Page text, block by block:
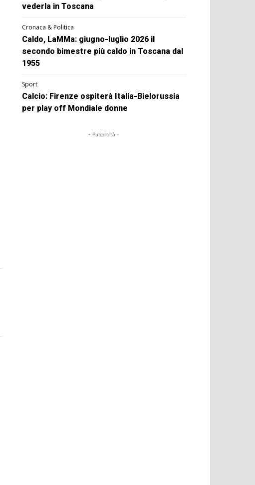
vederla in Toscana
Cronaca & Politica
Caldo, LaMMa: giugno-luglio 2026 il
secondo bimestre più caldo in Toscana dal
1955
Sport
Calcio: Firenze ospiterà Italia-Bielorussia
per play off Mondiale donne
- Pubblicità -